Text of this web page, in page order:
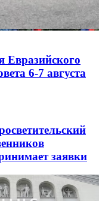
Евразийского
6-7 августа
заявки